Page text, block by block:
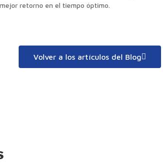
retorno en el tiempo óptimo.
Volver a los artículos del Blog